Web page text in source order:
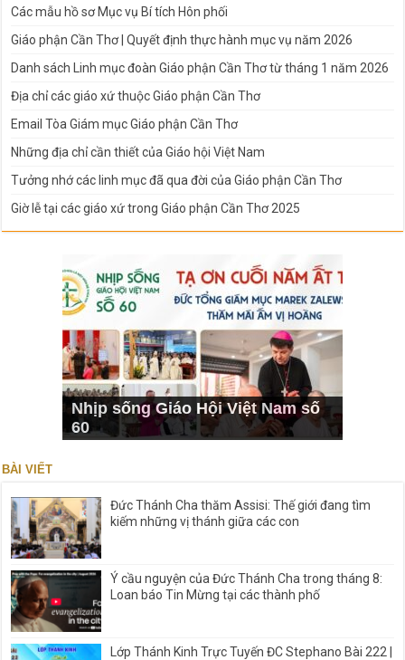
Các mẫu hồ sơ Mục vụ Bí tích Hôn phối
Giáo phận Cần Thơ | Quyết định thực hành mục vụ năm 2026
Danh sách Linh mục đoàn Giáo phận Cần Thơ từ tháng 1 năm 2026
Địa chỉ các giáo xứ thuộc Giáo phận Cần Thơ
Email Tòa Giám mục Giáo phận Cần Thơ
Những địa chỉ cần thiết của Giáo hội Việt Nam
Tưởng nhớ các linh mục đã qua đời của Giáo phận Cần Thơ
Giờ lễ tại các giáo xứ trong Giáo phận Cần Thơ 2025
Nhịp sống Giáo Hội Việt Nam số
60
BÀI VIẾT
Đức Thánh Cha thăm Assisi: Thế giới đang tìm
kiếm những vị thánh giữa các con
Ý cầu nguyện của Đức Thánh Cha trong tháng 8:
Loan báo Tin Mừng tại các thành phố
Lớp Thánh Kinh Trực Tuyến ĐC Stephano Bài 222 |